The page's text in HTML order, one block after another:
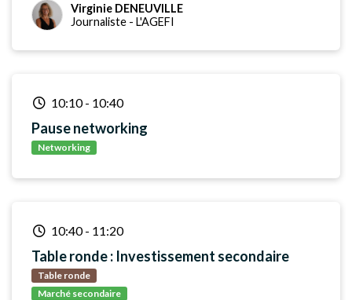
Virginie DENEUVILLE
Journaliste - L'AGEFI
10:10- 10:40
Pause networking
Networking
10:40- 11:20
Table ronde : Investissement secondaire
Table ronde
Marché secondaire